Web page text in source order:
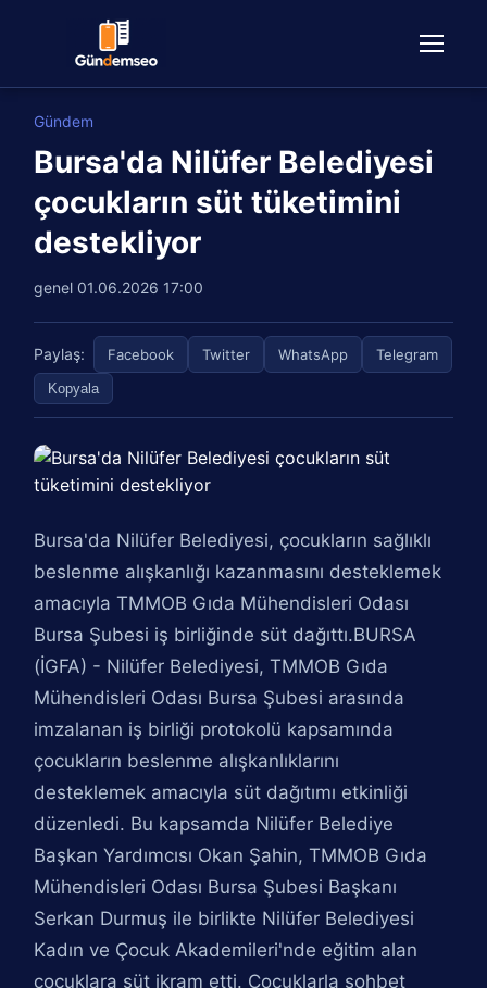
Gündem
Bursa'da Nilüfer Belediyesi
çocukların süt tüketimini
destekliyor
genel 01.06.2026 17:00
Paylaş: Facebook Twitter WhatsApp Telegram
Kopyala
Bursa'da Nilüfer Belediyesi, çocukların sağlıklı
beslenme alışkanlığı kazanmasını desteklemek
amacıyla TMMOB Gıda Mühendisleri Odası
Bursa Şubesi iş birliğinde süt dağıttı.BURSA
(İGFA) - Nilüfer Belediyesi, TMMOB Gıda
Mühendisleri Odası Bursa Şubesi arasında
imzalanan iş birliği protokolü kapsamında
çocukların beslenme alışkanlıklarını
desteklemek amacıyla süt dağıtımı etkinliği
düzenledi. Bu kapsamda Nilüfer Belediye
Başkan Yardımcısı Okan Şahin, TMMOB Gıda
Mühendisleri Odası Bursa Şubesi Başkanı
Serkan Durmuş ile birlikte Nilüfer Belediyesi
Kadın ve Çocuk Akademileri'nde eğitim alan
çocuklara süt ikram etti. Çocuklarla sohbet